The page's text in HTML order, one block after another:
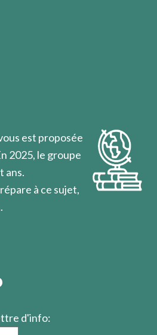
est proposée
2025, le groupe
ans.
à ce sujet,
d'info: